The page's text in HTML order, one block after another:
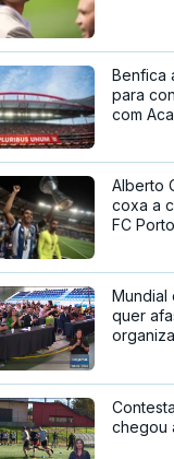
Benfica
para
com
Alberto
coxa a
FC
Mundial
quer
chegou